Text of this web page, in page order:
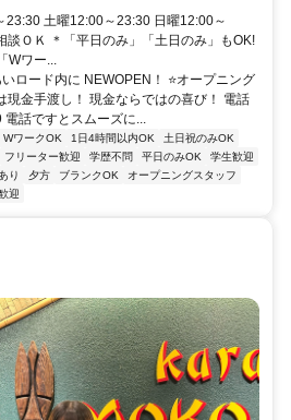
23:30 土曜12:00～23:30 日曜12:00～
談ＯＫ ＊「平日のみ」「土日のみ」もOK!
Wワー...
ロード内に NEWOPEN！ ⭐オープニング
現金手渡し！ 現金ならではの喜び！ 電話
電話ですとスムーズに...
WワークOK 1日4時間以内OK
土日祝のみOK
フリーター歓迎 学歴不問 平日のみOK
学生歓迎
り 夕方 ブランクOK
オープニングスタッフ
迎